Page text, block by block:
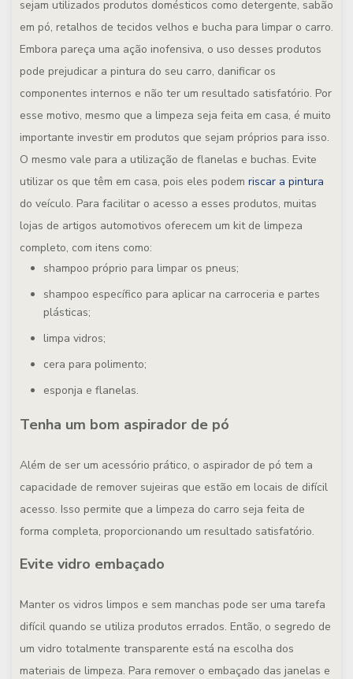
sejam utilizados produtos domésticos como detergente, sabão
em pó, retalhos de tecidos velhos e bucha para limpar o carro.
Embora pareça uma ação inofensiva, o uso desses produtos
pode prejudicar a pintura do seu carro, danificar os
componentes internos e não ter um resultado satisfatório. Por
esse motivo, mesmo que a limpeza seja feita em casa, é muito
importante investir em produtos que sejam próprios para isso.
O mesmo vale para a utilização de flanelas e buchas. Evite
utilizar os que têm em casa, pois eles podem riscar a pintura
do veículo. Para facilitar o acesso a esses produtos, muitas
lojas de artigos automotivos oferecem um kit de limpeza
completo, com itens como:
shampoo próprio para limpar os pneus;
shampoo específico para aplicar na carroceria e partes
plásticas;
limpa vidros;
cera para polimento;
esponja e flanelas.
Tenha um bom aspirador de pó
Além de ser um acessório prático, o aspirador de pó tem a
capacidade de remover sujeiras que estão em locais de difícil
acesso. Isso permite que a limpeza do carro seja feita de
forma completa, proporcionando um resultado satisfatório.
Evite vidro embaçado
Manter os vidros limpos e sem manchas pode ser uma tarefa
difícil quando se utiliza produtos errados. Então, o segredo de
um vidro totalmente transparente está na escolha dos
materiais de limpeza. Para remover o embaçado das janelas e